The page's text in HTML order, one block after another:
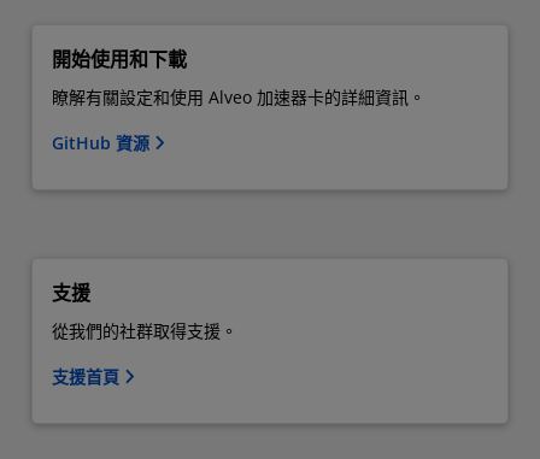
開始使用和下載
瞭解有關設定和使用 Alveo 加速器卡的詳細資訊。
GitHub 資源
支援
從我們的社群取得支援。
支援首頁